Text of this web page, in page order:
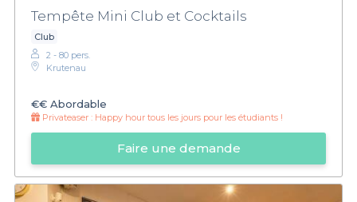
Tempête Mini Club et Cocktails
Club
2 - 80 pers.
Krutenau
€€ Abordable
Privateaser : Happy hour tous les jours pour les étudiants !
Faire une demande